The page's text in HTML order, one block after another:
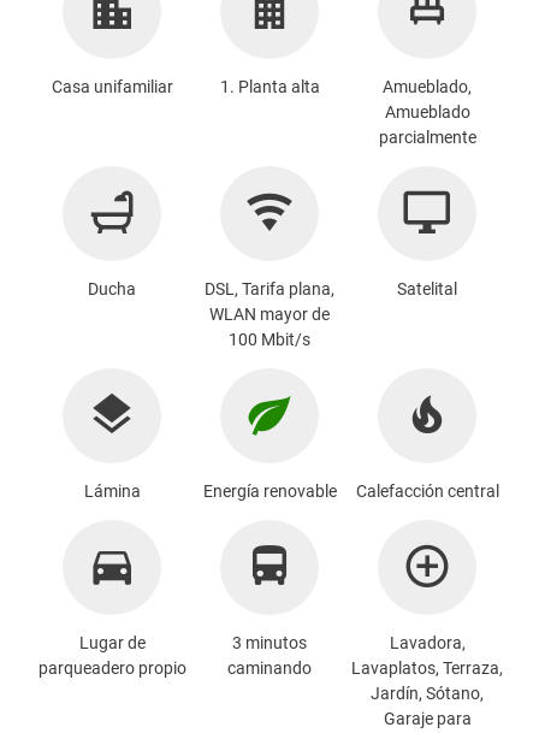
Casa unifamiliar 1. Planta alta
Amueblado,
Amueblado
parcialmente
Ducha
DSL, Tarifa plana,
WLAN mayor de
100 Mbit/s
Satelital
Lámina Energía renovable Calefacción central
Lugar de
parqueadero propio
3 minutos
caminando
Lavadora,
Lavaplatos, Terraza,
Jardín, Sótano,
Garaje para